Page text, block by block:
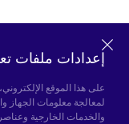
Hadımköy المصنع:
Istanbul
إعدادات ملفات
على هذا الموقع
لمعالجة معلومات الجهاز
والخدمات الخارجية